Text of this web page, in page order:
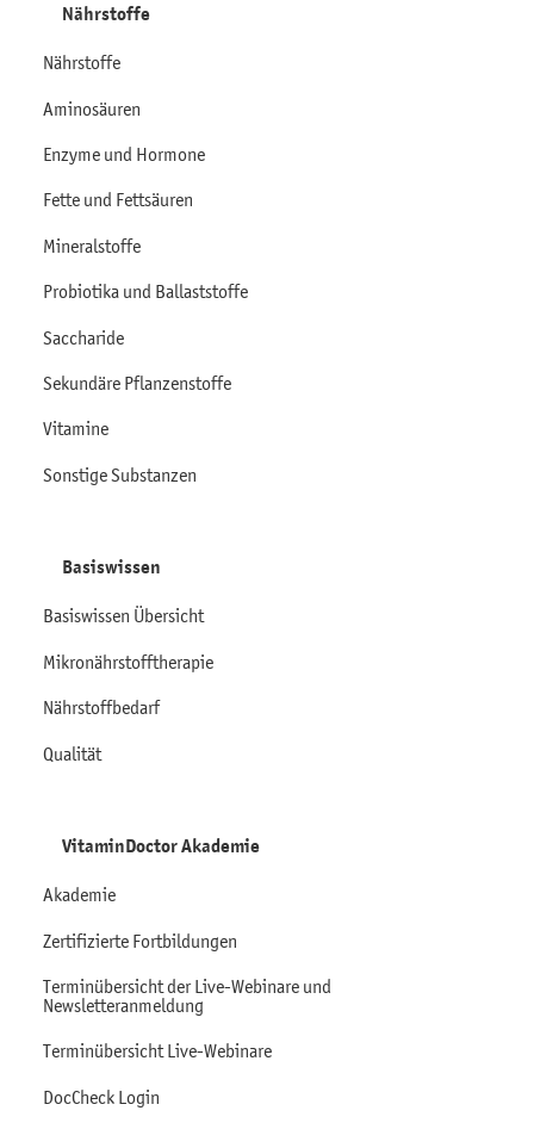
Nährstoffe
Nährstoffe
Aminosäuren
Enzyme und Hormone
Fette und Fettsäuren
Mineralstoffe
Probiotika und Ballaststoffe
Saccharide
Sekundäre Pflanzenstoffe
Vitamine
Sonstige Substanzen
Basiswissen
Basiswissen Übersicht
Mikronährstofftherapie
Nährstoffbedarf
Qualität
VitaminDoctor Akademie
Akademie
Zertifizierte Fortbildungen
Terminübersicht der Live-Webinare und
Newsletteranmeldung
Terminübersicht Live-Webinare
DocCheck Login